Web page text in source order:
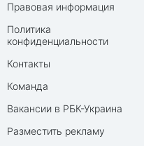
Правовая информация
Политика
конфиденциальности
Контакты
Команда
Вакансии в РБК-Украина
Разместить рекламу